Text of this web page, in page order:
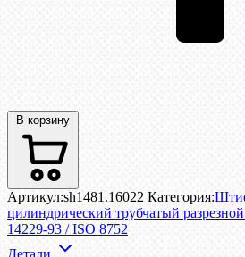
В корзину
Артикул:sh1481.16022 Категория:
цилиндрический трубчатый
14229-93 / ISO 8752